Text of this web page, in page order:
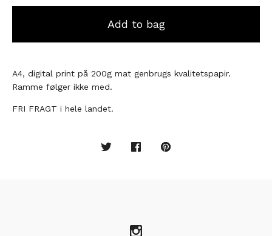
Add to bag
A4, digital print på 200g mat genbrugs kvalitetspapir.
Ramme følger ikke med.
FRI FRAGT i hele landet.